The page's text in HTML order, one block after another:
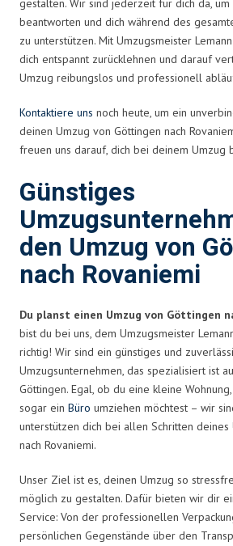
gestalten. Wir sind jederzeit für dich da,
beantworten und dich während des
zu unterstützen. Mit Umzugsmeister
dich entspannt zurücklehnen und darauf
Umzug reibungslos und professionell
Kontaktiere uns noch heute, um ein
deinen Umzug von Göttingen nach
freuen uns darauf, dich bei deinem Umzug
Günstiges
den Umzug von
nach Rovaniemi
Du planst einen Umzug von Göttingen
bist du bei uns, dem Umzugsmeister
richtig! Wir sind ein günstiges und
Umzugsunternehmen, das spezialisiert ist
Göttingen. Egal, ob du eine kleine
sogar ein Büro umziehen möchtest – wir
unterstützen dich bei allen Schritten deines
nach Rovaniemi.
Unser Ziel ist es, deinen Umzug so
möglich zu gestalten. Dafür bieten wir dir
Service: Von der professionellen
persönlichen Gegenstände über den